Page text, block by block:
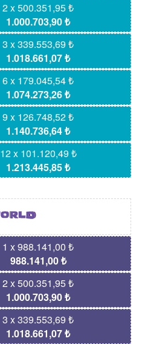
2 x 500.351,95 ₺
1.000.703,90 ₺
3 x 339.553,69 ₺
1.018.661,07 ₺
6 x 179.045,54 ₺
1.074.273,26 ₺
9 x 126.748,52 ₺
1.140.736,64 ₺
12 x 101.120,49 ₺
1.213.445,85 ₺
1 x 988.141,00 ₺
988.141,00 ₺
2 x 500.351,95 ₺
1.000.703,90 ₺
3 x 339.553,69 ₺
1.018.661,07 ₺